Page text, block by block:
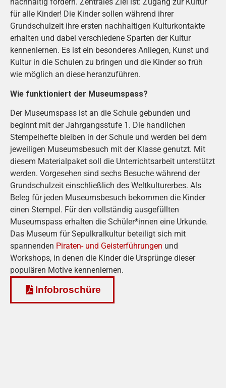
für alle Kinder! Die Kinder sollen während ihrer
Grundschulzeit ihre ersten nachhaltigen Kulturkontakte
erhalten und dabei verschiedene Sparten der Kultur
kennenlernen. Es ist ein besonderes Anliegen, Kunst und
Kultur in die Schulen zu bringen und die Kinder so früh
wie möglich an diese heranzuführen.
Wie funktioniert der Museumspass?
Der Museumspass ist an die Schule gebunden und
beginnt mit der Jahrgangsstufe 1. Die handlichen
Stempelhefte bleiben in der Schule und werden bei dem
jeweiligen Museumsbesuch mit der Klasse genutzt. Mit
diesem Materialpaket soll die Unterrichtsarbeit unterstützt
werden. Vorgesehen sind sechs Besuche während der
Grundschulzeit einschließlich des Weltkulturerbes. Als
Beleg für jeden Museumsbesuch bekommen die Kinder
einen Stempel. Für den vollständig ausgefüllten
Museumspass erhalten die Schüler*innen eine Urkunde.
Das Museum für Sepulkralkultur beteiligt sich mit
spannenden Piraten- und Geisterführungen und
Workshops, in denen die Kinder die Ursprünge dieser
populären Motive kennenlernen.
Infobroschüre